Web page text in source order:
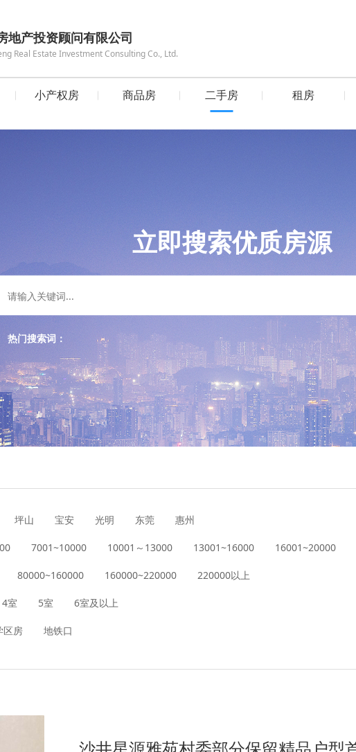
地产投资顾问有限公司
Real Estate Investment Consulting Co., Ltd.
小产权房 商品房 二手房 租房
立即搜索优质房源
热门搜索词：
坪山 宝安 光明 东莞
惠州
7001~10000 10001～13000 13001~16000 16001~20000
80000~160000 160000~220000
220000以上
4室 5室
6室及以上
区房 地铁口